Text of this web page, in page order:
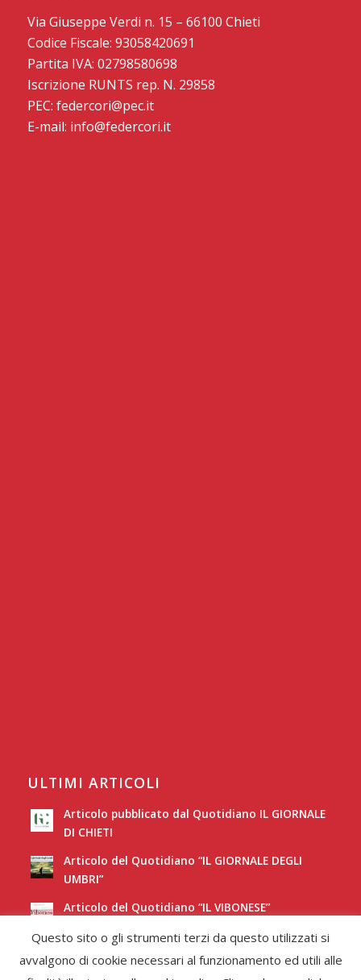
Via Giuseppe Verdi n. 15 – 66100 Chieti
Codice Fiscale: 93058420691
Partita IVA: 02798580698
Iscrizione RUNTS rep. N. 29858
PEC: federcori@pec.it
E-mail: info@federcori.it
ULTIMI ARTICOLI
Articolo pubblicato dal Quotidiano IL GIORNALE
DI CHIETI
Articolo del Quotidiano “IL GIORNALE DEGLI
UMBRI”
Articolo del Quotidiano “IL VIBONESE”
Articolo del Quotidiano “LA NUOVA SARDEGNA”
Questo sito o gli strumenti terzi da questo utilizzati si
avvalgono di cookie necessari al funzionamento ed utili alle